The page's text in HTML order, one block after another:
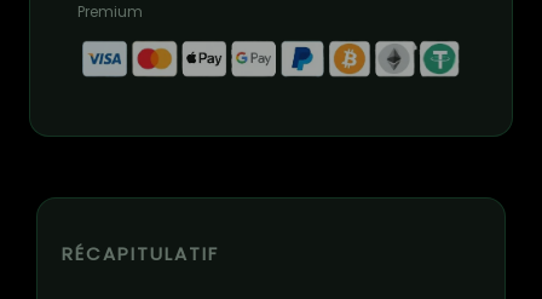
Premium
RÉCAPITULATIF